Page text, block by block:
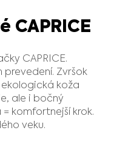
CAPRICE
CAPRICE.
Zvršok
koža
ale i bočný
komfortnejší krok.
veku.